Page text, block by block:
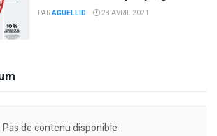
PARAGUELLID 28 AVRIL 2021
Pas de contenu disponible